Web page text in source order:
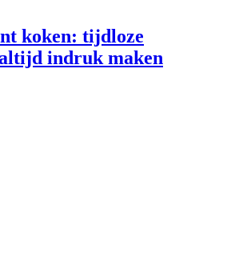
koken: tijdloze
indruk maken